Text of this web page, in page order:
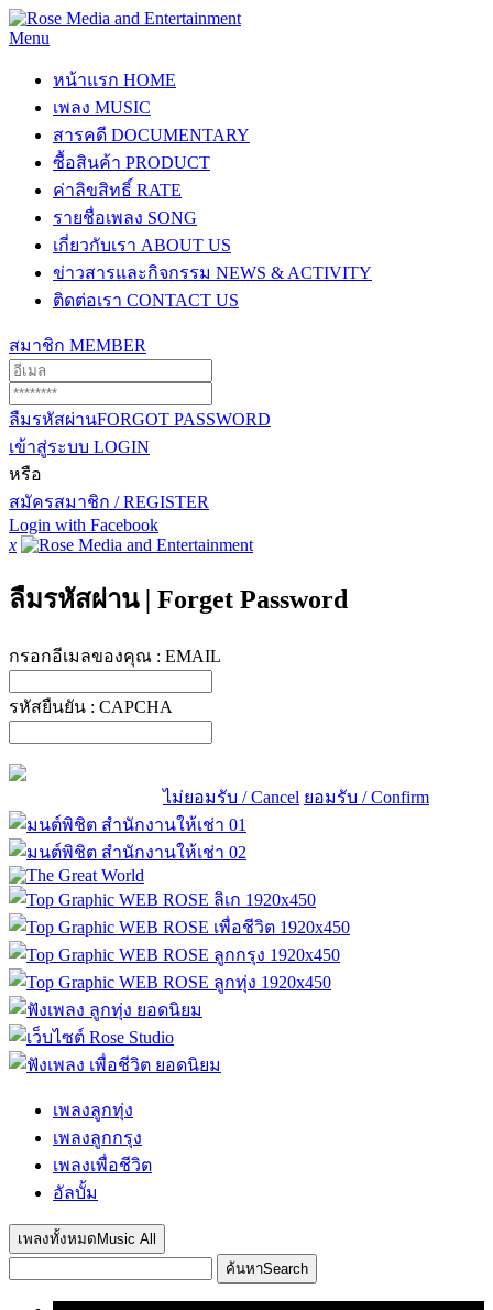
Menu
หน้าแรก HOME
เพลง MUSIC
สารคดี DOCUMENTARY
ซื้อสินค้า PRODUCT
ค่าลิขสิทธิ์ RATE
รายชื่อเพลง SONG
เกี่ยวกับเรา ABOUT US
ข่าวสารและกิจกรรม NEWS & ACTIVITY
ติดต่อเรา CONTACT US
สมาชิก MEMBER
ลืมรหัสผ่านFORGOT PASSWORD
เข้าสู่ระบบ LOGIN
หรือ
สมัครสมาชิก / REGISTER
Login with Facebook
x
ลืมรหัสผ่าน | Forget Password
กรอกอีเมลของคุณ : EMAIL
รหัสยืนยัน : CAPCHA
ไม่ยอมรับ / Cancel ยอมรับ / Confirm
เพลงลูกทุ่ง
เพลงลูกกรุง
เพลงเพื่อชีวิต
อัลบั้ม
เพลงทั้งหมด Music All
ค้นหาSearch